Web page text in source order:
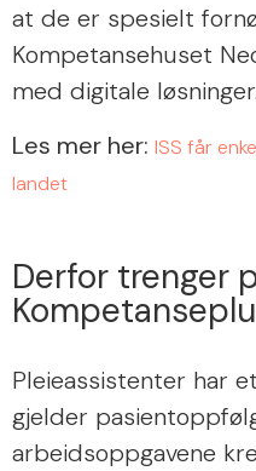
at de er spesielt
Kompetansehuset
med digitale løsninger.
Les mer her: ISS får
landet
Derfor trenger
Pleieassistenter har
gjelder
arbeidsoppgavene